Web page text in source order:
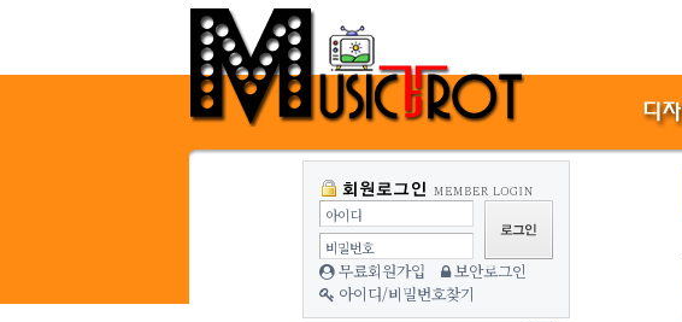
아이디
비밀번호
무료회원가입
보안로그인
아이디/비밀번호찾기